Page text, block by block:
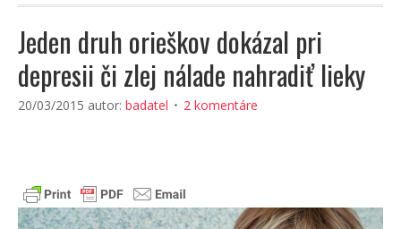
Jeden druh orieškov dokázal pri
depresii či zlej nálade nahradiť lieky
20/03/2015 autor: badatel 2 komentáre